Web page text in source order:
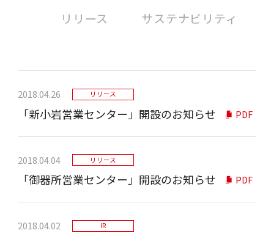
リリース サステナビリティ
2018.04.26 リリース
「新小岩営業センター」開設のお知らせ PDF
2018.04.04 リリース
「御器所営業センター」開設のお知らせ PDF
2018.04.02 IR